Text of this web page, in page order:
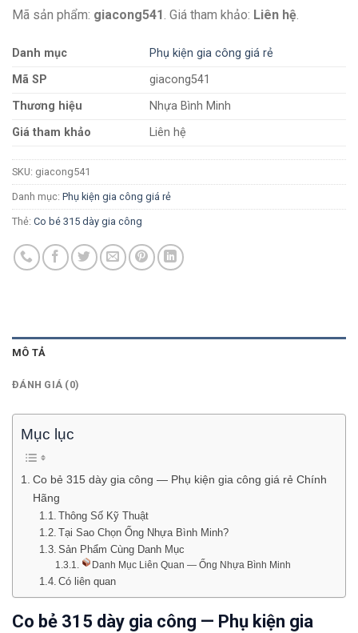
Mã sản phẩm: giacong541 . Giá tham khảo: Liên hệ
Danh mục
Phụ kiện gia công giá rẻ
Mã SP
giacong541
Thương hiệu
Nhựa Bình Minh
Giá tham khảo
Liên hệ
SKU: giacong541
Danh mục: Phụ kiện gia công giá rẻ
Thẻ: Co bé 315 dày gia công
MÔ TẢ
ĐÁNH GIÁ (0)
Mục lục
Co bẻ 315 dày gia công — Phụ kiện gia công giá rẻ Chính
Hãng
Thông Số Kỹ Thuật
Tại Sao Chọn Ống Nhựa Bình Minh?
Sản Phẩm Cùng Danh Mục
Danh Mục Liên Quan — Ống Nhựa Bình Minh
Có liên quan
Co bẻ 315 dày gia công — Phụ kiện gia